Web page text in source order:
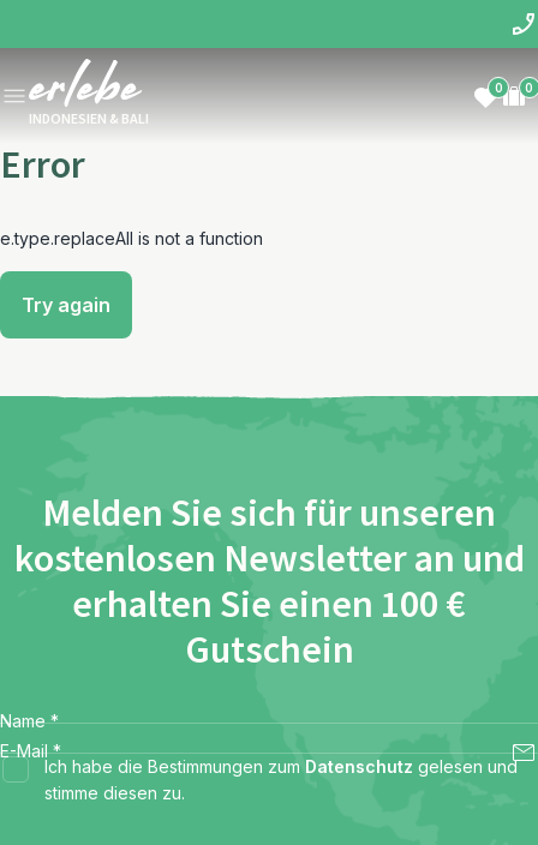
INDONESIEN & BALI
0 0
Error
e.type.replaceAll is not a function
Try again
Melden Sie sich für unseren
kostenlosen Newsletter an und
erhalten Sie einen 100 €
Gutschein
Name *
E-Mail *
Ich habe die Bestimmungen zum Datenschutz gelesen und
stimme diesen zu.